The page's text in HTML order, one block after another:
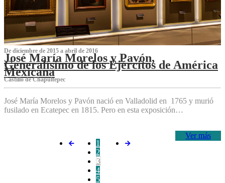
De diciembre de 2015 a abril de 2016
José María Morelos y Pavón,
Generalísimo de los Ejércitos de América
Mexicana
C‌astillo de Chapultepec
José María Morelos y Pavón nació en Valladolid en 1765 y murió
fusilado en Ecatepec en 1815. Pero en esta exposición…
Ver más
1
2
3
4
5